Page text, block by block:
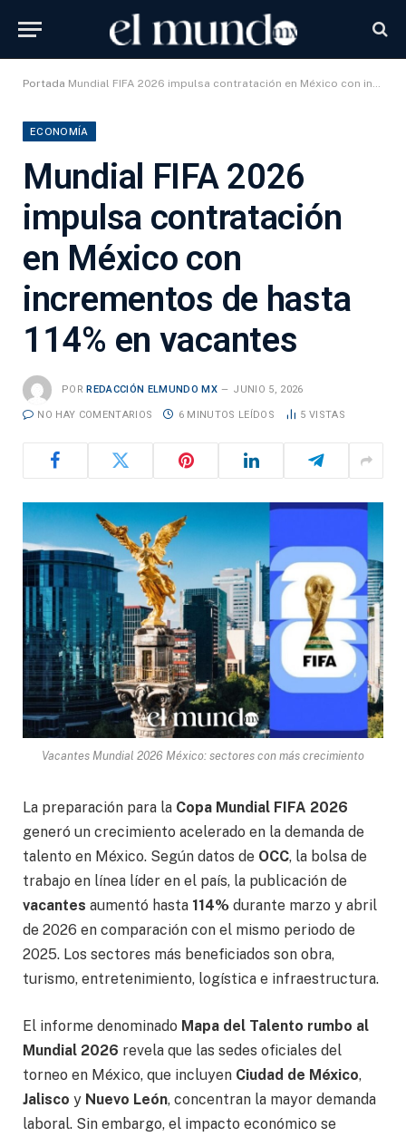
Portada Mundial FIFA 2026 impulsa contratación en México con incrementos de hasta 114% en vacantes
ECONOMÍA
Mundial FIFA 2026
impulsa contratación
en México con
incrementos de hasta
114% en vacantes
POR REDACCIÓN ELMUNDO MX JUNIO 5, 2026
NO HAY COMENTARIOS 6 MINUTOS LEÍDOS 5 VISTAS
Vacantes Mundial 2026 México: sectores con más crecimiento
La preparación para la Copa Mundial FIFA 2026
generó un crecimiento acelerado en la demanda de
talento en México. Según datos de OCC, la bolsa de
trabajo en línea líder en el país, la publicación de
vacantes aumentó hasta 114% durante marzo y abril
de 2026 en comparación con el mismo periodo de
2025. Los sectores más beneficiados son obra,
turismo, entretenimiento, logística e infraestructura.
El informe denominado Mapa del Talento rumbo al
Mundial 2026 revela que las sedes oficiales del
torneo en México, que incluyen Ciudad de México,
Jalisco y Nuevo León, concentran la mayor demanda
laboral. Sin embargo, el impacto económico se